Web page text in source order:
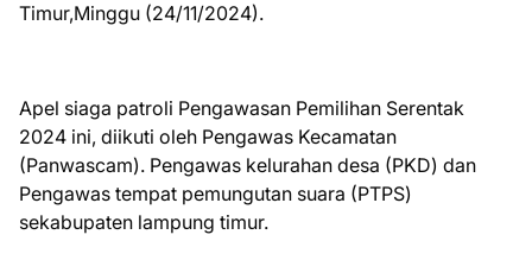
Timur,Minggu (24/11/2024).
Apel siaga patroli Pengawasan Pemilihan Serentak
2024 ini, diikuti oleh Pengawas Kecamatan
(Panwascam). Pengawas kelurahan desa (PKD) dan
Pengawas tempat pemungutan suara (PTPS)
sekabupaten lampung timur.